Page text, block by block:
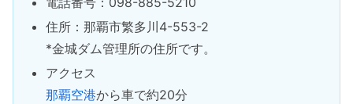
住所：那覇市繁多川4-553-2
*金城ダム管理所の住所です。
アクセス
那覇空港から車で約20分